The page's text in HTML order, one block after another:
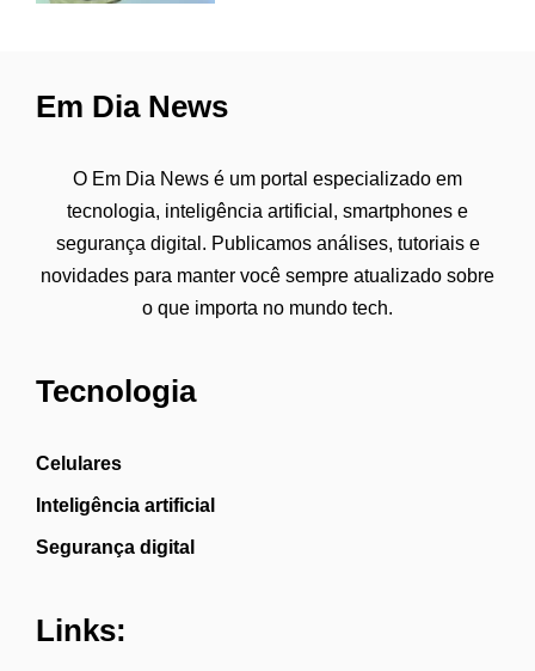
Em Dia News
O Em Dia News é um portal especializado em
tecnologia, inteligência artificial, smartphones e
segurança digital. Publicamos análises, tutoriais e
novidades para manter você sempre atualizado sobre
o que importa no mundo tech.
Tecnologia
Celulares
Inteligência artificial
Segurança digital
Links: